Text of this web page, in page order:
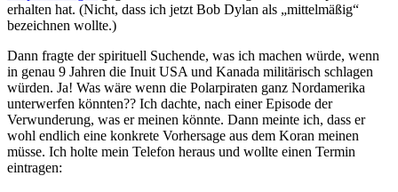
erhalten hat. (Nicht, dass ich jetzt Bob Dylan als „mittelmäßig“
bezeichnen wollte.)
Dann fragte der spirituell Suchende, was ich machen würde, wenn
in genau 9 Jahren die Inuit USA und Kanada militärisch schlagen
würden. Ja! Was wäre wenn die Polarpiraten ganz Nordamerika
unterwerfen könnten?? Ich dachte, nach einer Episode der
Verwunderung, was er meinen könnte. Dann meinte ich, dass er
wohl endlich eine konkrete Vorhersage aus dem Koran meinen
müsse. Ich holte mein Telefon heraus und wollte einen Termin
eintragen: